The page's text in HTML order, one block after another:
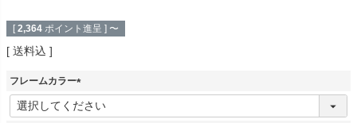
[ 2,364 ポイント進呈 ] 〜
送料込
フレームカラー
(
必